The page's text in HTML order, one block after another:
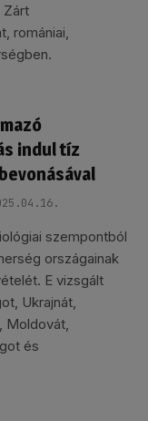
Zárt
romániai,
indul tíz
szempontból
országainak
E vizsgált
Ukrajnát,
Moldovát,
és